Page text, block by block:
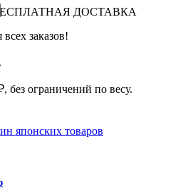
ДОСТАВКА
заказов!
без ограничений по весу.